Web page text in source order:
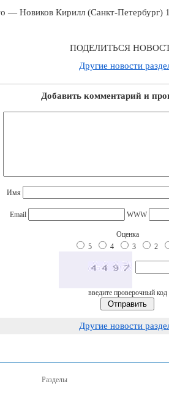
— Новиков Кирилл (Санкт-Петербург)
ПОДЕЛИТЬСЯ
Другие новости
Добавить комментарий и
Имя
Email WWW
Оценка
5
4 3 2
введите проверочный код
Другие новости
Разделы